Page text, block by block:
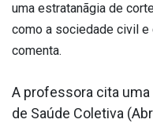
uma estratanãgia de
como a sociedade civil e
comenta.
A professora cita
de Saúde Coletiva